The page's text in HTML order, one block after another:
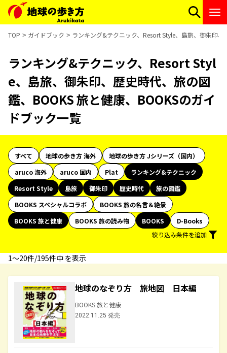
TOP ガイドブック ランキング&テクニック、Resort Style、島旅、御朱印
ランキング&テクニック、Resort Styl
e、島旅、御朱印、歴史時代、旅の図
鑑、BOOKS 旅と健康、BOOKSのガイ
ドブック一覧
すべて 地球の歩き方 海外
地球の歩き方 Jシリーズ（国内）
aruco 海外
aruco 国内 Plat
ランキング&テクニック
Resort Style
島旅 御朱印 歴史時代
旅の図鑑
BOOKS スペシャルコラボ
BOOKS 旅の名言＆絶景
BOOKS 旅と健康
BOOKS 旅の読み物 BOOKS
D-Books
絞り込み条件を追加
1〜20件/195件中 を表示
地球のなぞり方 旅地図 日本編
BOOKS 旅と健康
2022.11.25 発売